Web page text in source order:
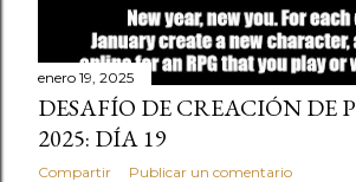
enero 19, 2025
DESAFÍO DE CREACIÓN DE
2025: DÍA 19
Compartir Publicar un comentario